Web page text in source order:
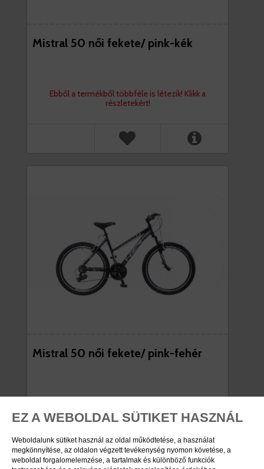
EZ A WEBOLDAL SÜTIKET HASZNÁL
Weboldalunk sütiket használ az oldal működtetése, a használat
megkönnyítése, az oldalon végzett tevékenység nyomon követése, a
weboldal forgalomelemzése, a tartalmak és különböző funkciók
Mistral 50 női fekete/ pink-kék
Ebből a termékből többféle is létezik! Klikk a
részletekért!
Mistral 50 női fekete/ pink-fehér
részletekért!